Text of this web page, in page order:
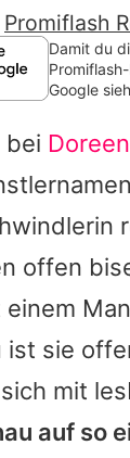
Promiflash
Damit du
Google
bei
offen
einem
ist sie
mit
auf so